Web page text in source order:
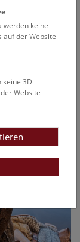
werden keine
auf der Website
3D
Website